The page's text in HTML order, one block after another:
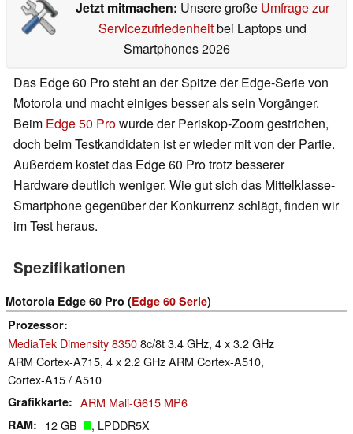
Jetzt mitmachen: Unsere große Umfrage zur
Servicezufriedenheitbei Laptops und
Smartphones 2026
Das Edge 60 Pro steht an der Spitze der Edge-Serie von
Motorola und macht einiges besser als sein Vorgänger.
Beim Edge 50 Prowurde der Periskop-Zoom gestrichen,
doch beim Testkandidaten ist er wieder mit von der Partie.
Außerdem kostet das Edge 60 Pro trotz besserer
Hardware deutlich weniger. Wie gut sich das Mittelklasse-
Smartphone gegenüber der Konkurrenz schlägt, finden wir
im Test heraus.
Spezifikationen
Motorola Edge 60 Pro (Edge 60 Serie)
Prozessor
MediaTek Dimensity 83508c/8t 3.4 GHz, 4 x 3.2 GHz
ARM Cortex-A715, 4 x 2.2 GHz ARM Cortex-A510,
Cortex-A15 / A510
Grafikkarte ARM Mali-G615 MP6
RAM 12 GB , LPDDR5X